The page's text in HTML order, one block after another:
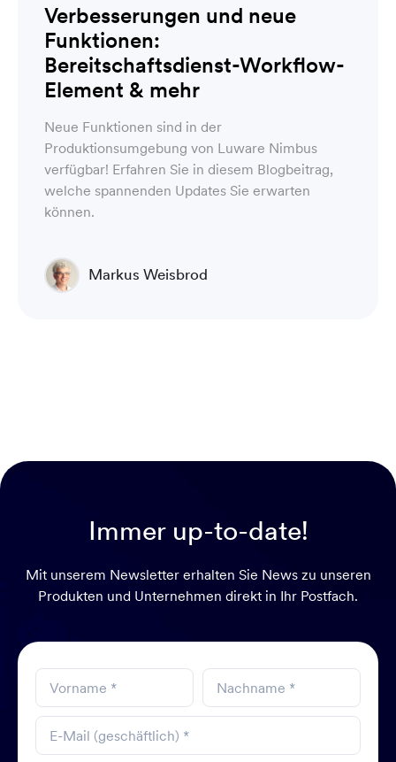
Verbesserungen und neue
Funktionen:
Bereitschaftsdienst-Workflow-
Element & mehr
Neue Funktionen sind in der
Produktionsumgebung von Luware Nimbus
verfügbar! Erfahren Sie in diesem Blogbeitrag,
welche spannenden Updates Sie erwarten
können.
Markus Weisbrod
Immer up-to-date!
Mit unserem Newsletter erhalten Sie News zu unseren
Produkten und Unternehmen direkt in Ihr Postfach.